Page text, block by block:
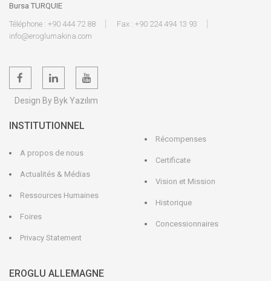
Bursa TURQUIE
Téléphone : +90 444 72 88
Fax : +90 224 494 13 93
info@eroglumakina.com
Design By Byk Yazılım
INSTITUTIONNEL
A propos de nous
Actualités & Médias
Ressources Humaines
Foires
Privacy Statement
Récompenses
Certificate
Vision et Mission
Historique
Concessionnaires
EROGLU ALLEMAGNE